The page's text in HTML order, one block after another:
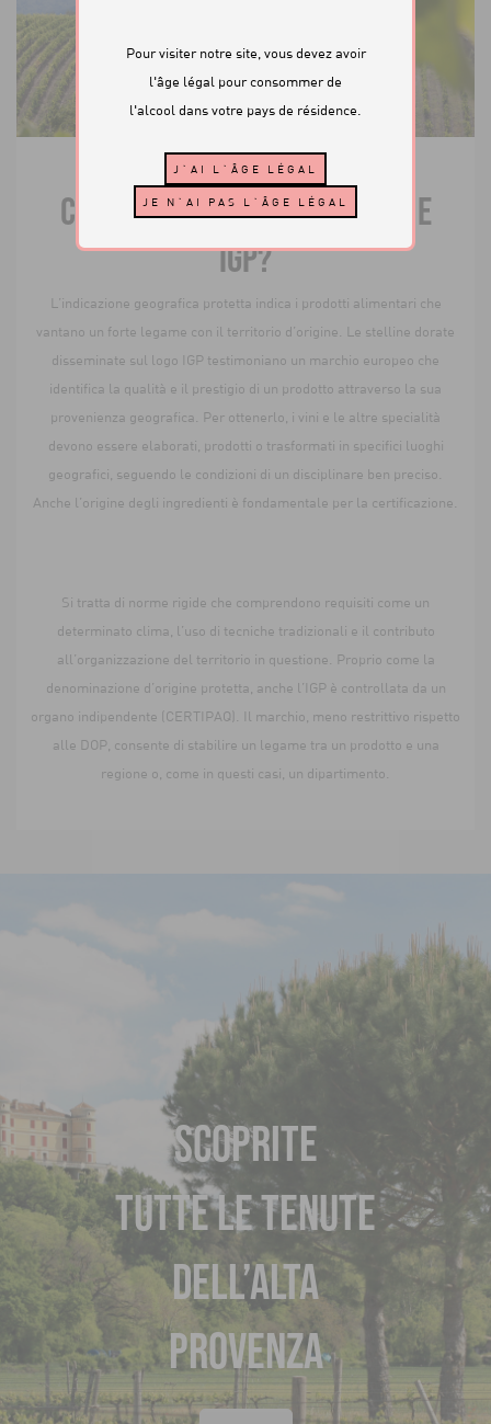
CHE DIFFERENZA C’È TRA DOP E
IGP?
L’indicazione geografica protetta indica i prodotti alimentari che
vantano un forte legame con il territorio d’origine. Le stelline dorate
disseminate sul logo IGP testimoniano un marchio europeo che
identifica la qualità e il prestigio di un prodotto attraverso la sua
provenienza geografica. Per ottenerlo, i vini e le altre specialità
devono essere elaborati, prodotti o trasformati in specifici luoghi
geografici, seguendo le condizioni di un disciplinare ben preciso.
Anche l’origine degli ingredienti è fondamentale per la certificazione.
Si tratta di norme rigide che comprendono requisiti come un
determinato clima, l’uso di tecniche tradizionali e il contributo
all’organizzazione del territorio in questione. Proprio come la
denominazione d’origine protetta, anche l’IGP è controllata da un
organo indipendente (CERTIPAQ). Il marchio, meno restrittivo rispetto
alle DOP, consente di stabilire un legame tra un prodotto e una
regione o, come in questi casi, un dipartimento.
SCOPRITE
TUTTE LE TENUTE
DELL’ALTA
PROVENZA
Pour visiter notre site, vous devez avoir
l'âge légal pour consommer de
l'alcool dans votre pays de résidence.